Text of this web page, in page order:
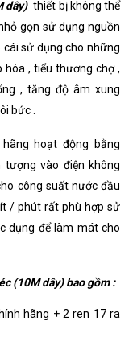
dây) thiết bị không thể
gọn sử dụng nguồn
sử dụng cho những
hóa , tiểu thương chợ ,
, tăng độ âm xung
bức .
hoạt động bằng
vào điện không
công suất nước đầu
/ phút rất phù hợp sử
dụng để làm mát cho
(10M dây) bao gồm :
hãng + 2 ren 17 ra